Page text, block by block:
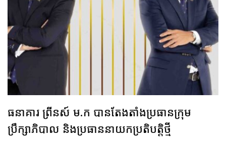
ធនាគារ ព្រីនស៍ ម.ក បានតែងតាំងប្រធានក្រុម
ប្រឹក្សាភិបាល និងប្រធាននាយកប្រតិបត្តិថ្មី